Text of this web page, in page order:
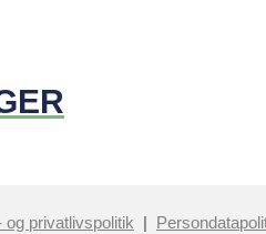
og privatlivspolitik |